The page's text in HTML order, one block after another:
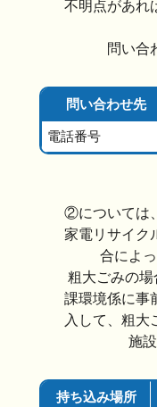
不明点があれ
問い合
問い合わせ先
電話番号
②については
家電リサイク
合によ
粗大ごみの
課環境係に事
入して、粗大
施
持ち込み場所